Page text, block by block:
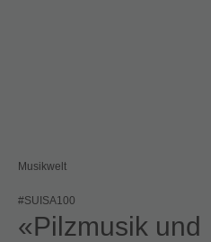
Musikwelt
#SUISA100
«Pilzmusik und